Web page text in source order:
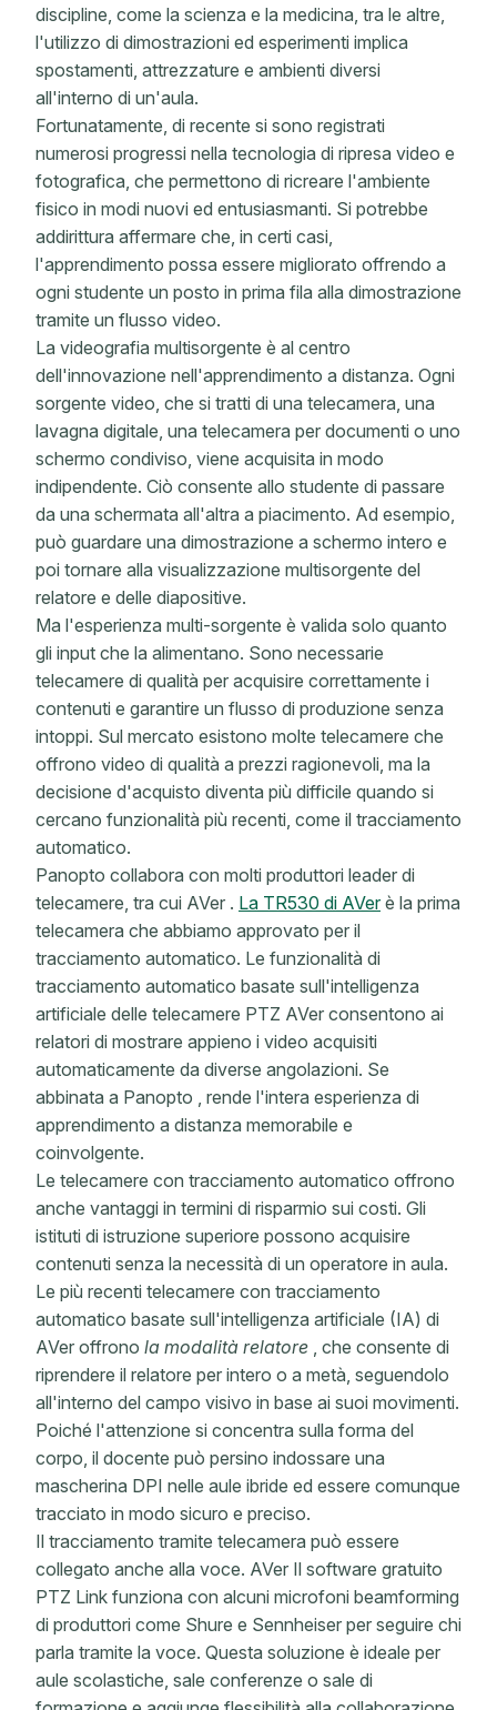
discipline, come la scienza e la medicina, tra le altre,
l'utilizzo di dimostrazioni ed esperimenti implica
spostamenti, attrezzature e ambienti diversi
all'interno di un'aula.
Fortunatamente, di recente si sono registrati
numerosi progressi nella tecnologia di ripresa video e
fotografica, che permettono di ricreare l'ambiente
fisico in modi nuovi ed entusiasmanti. Si potrebbe
addirittura affermare che, in certi casi,
l'apprendimento possa essere migliorato offrendo a
ogni studente un posto in prima fila alla dimostrazione
tramite un flusso video.
La videografia multisorgente è al centro
dell'innovazione nell'apprendimento a distanza. Ogni
sorgente video, che si tratti di una telecamera, una
lavagna digitale, una telecamera per documenti o uno
schermo condiviso, viene acquisita in modo
indipendente. Ciò consente allo studente di passare
da una schermata all'altra a piacimento. Ad esempio,
può guardare una dimostrazione a schermo intero e
poi tornare alla visualizzazione multisorgente del
relatore e delle diapositive.
Ma l'esperienza multi-sorgente è valida solo quanto
gli input che la alimentano. Sono necessarie
telecamere di qualità per acquisire correttamente i
contenuti e garantire un flusso di produzione senza
intoppi. Sul mercato esistono molte telecamere che
offrono video di qualità a prezzi ragionevoli, ma la
decisione d'acquisto diventa più difficile quando si
cercano funzionalità più recenti, come il tracciamento
automatico.
Panopto collabora con molti produttori leader di
telecamere, tra cui AVer . La TR530 di AVer è la prima
telecamera che abbiamo approvato per il
tracciamento automatico. Le funzionalità di
tracciamento automatico basate sull'intelligenza
artificiale delle telecamere PTZ AVer consentono ai
relatori di mostrare appieno i video acquisiti
automaticamente da diverse angolazioni. Se
abbinata a Panopto , rende l'intera esperienza di
apprendimento a distanza memorabile e
coinvolgente.
Le telecamere con tracciamento automatico offrono
anche vantaggi in termini di risparmio sui costi. Gli
istituti di istruzione superiore possono acquisire
contenuti senza la necessità di un operatore in aula.
Le più recenti telecamere con tracciamento
automatico basate sull'intelligenza artificiale (IA) di
AVer offrono la modalità relatore , che consente di
riprendere il relatore per intero o a metà, seguendolo
all'interno del campo visivo in base ai suoi movimenti.
Poiché l'attenzione si concentra sulla forma del
corpo, il docente può persino indossare una
mascherina DPI nelle aule ibride ed essere comunque
tracciato in modo sicuro e preciso.
Il tracciamento tramite telecamera può essere
collegato anche alla voce. AVer Il software gratuito
PTZ Link funziona con alcuni microfoni beamforming
di produttori come Shure e Sennheiser per seguire chi
parla tramite la voce. Questa soluzione è ideale per
aule scolastiche, sale conferenze o sale di